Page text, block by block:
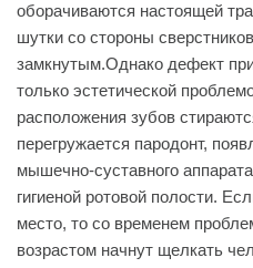
оборачиваются настоящей
шутки со стороны
замкнутым.Однако дефект
только эстетической
расположения зубов
перегружается пародонт,
мышечно-суставного
гигиеной ротовой полости.
место, то со временем
возрастом начнут щелкать